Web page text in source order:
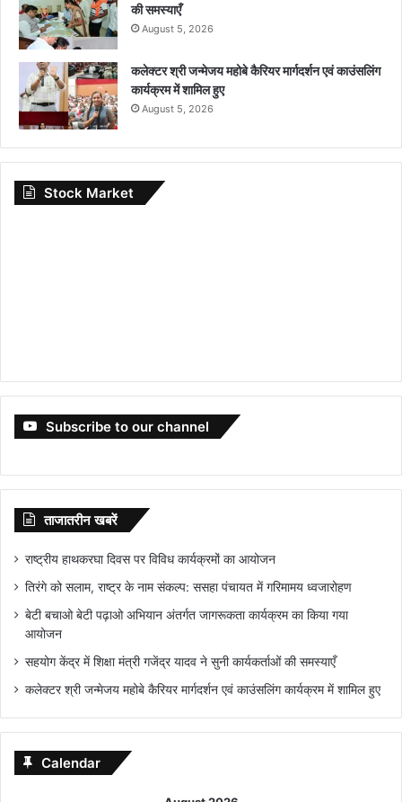
की समस्याएँ
August 5, 2026
कलेक्टर श्री जन्मेजय महोबे कैरियर मार्गदर्शन एवं काउंसलिंग
कार्यक्रम में शामिल हुए
August 5, 2026
Stock Market
Subscribe to our channel
ताजातरीन खबरें
राष्ट्रीय हाथकरघा दिवस पर विविध कार्यक्रमों का आयोजन
तिरंगे को सलाम, राष्ट्र के नाम संकल्प: ससहा पंचायत में गरिमामय ध्वजारोहण
बेटी बचाओ बेटी पढ़ाओ अभियान अंतर्गत जागरूकता कार्यक्रम का किया गया
आयोजन
सहयोग केंद्र में शिक्षा मंत्री गजेंद्र यादव ने सुनी कार्यकर्ताओं की समस्याएँ
कलेक्टर श्री जन्मेजय महोबे कैरियर मार्गदर्शन एवं काउंसलिंग कार्यक्रम में शामिल हुए
Calendar